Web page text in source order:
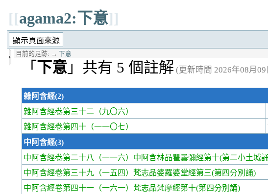
[[agama2:下意]]
目前的足跡: → 下意
「 下意 」共有 5 個註解 (更新時間 2026年08月
雜阿含經(2)
雜阿含經卷第三十二 （九〇六）
雜阿含經卷第四十 （一一〇七）
中阿含經(3)
中阿含經卷第二十八
（一一六）中阿含林品瞿曇彌經第十(第二小土城
中阿含經卷第三十九 （一五四）梵志品婆羅婆堂經第三(第四分別誦)
中阿含經卷第四十一 （一六一）梵志品梵摩經第十(第四分別誦)